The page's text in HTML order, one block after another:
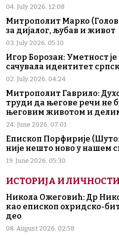
04. July 2026. 12:08
Митрополит Марко
за дијалог, љубав и живот
03. July 2026. 05:10
Игор Борозан: Уметност
сачувала идентитет
02. July 2026. 04:24
Митрополит Гаврило:
труди да његове речи не
његовим животом и
24. June 2026. 07:01
Епископ Порфирије
није нешто ново у нашем
19. June 2026. 05:30
ИСТОРИЈА И ЛИЧНОСТИ
Никола Ожеговић: Др
као епископ охридско-
део
08. August 2026. 02:58